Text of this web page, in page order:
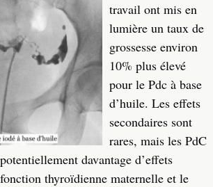
travail ont mis en
lumière un taux de
grossesse environ
10% plus élevé
pour le Pdc à base
d’huile. Les effets
secondaires sont
rares, mais les PdC
davantage d’effets
thyroïdienne maternelle et le